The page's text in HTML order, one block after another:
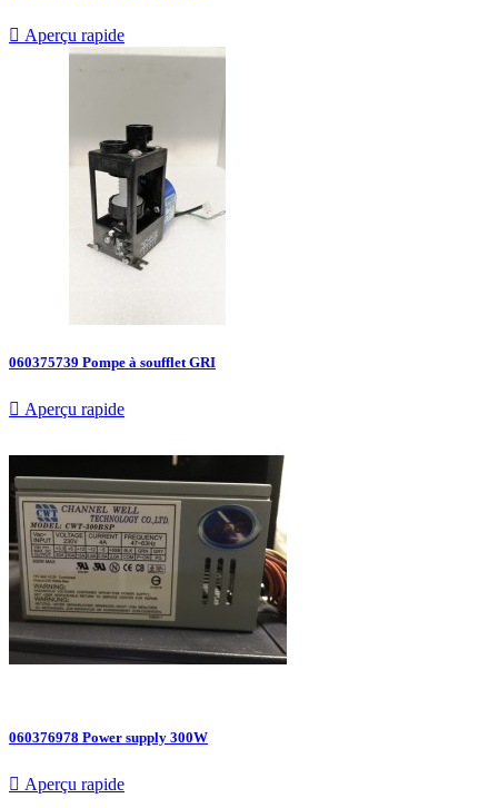
 Aperçu rapide
060375739 Pompe à soufflet GRI
 Aperçu rapide
060376978 Power supply 300W
 Aperçu rapide